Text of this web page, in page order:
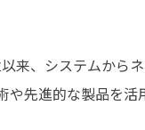
、システムから
先進的な製品を